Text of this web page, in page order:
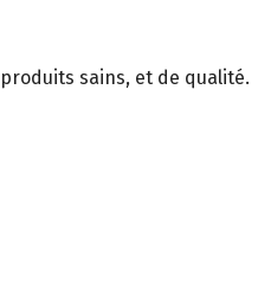
sains, et de qualité.